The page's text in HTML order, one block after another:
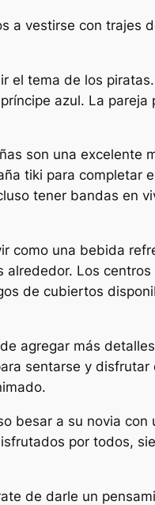
a vestirse con trajes
el tema de los
azul. La pareja
son una excelente
tiki para completar
tener bandas en
como una bebida
Los
de cubiertos
agregar más
sentarse y
besar a su novia con
por todos,
de darle un